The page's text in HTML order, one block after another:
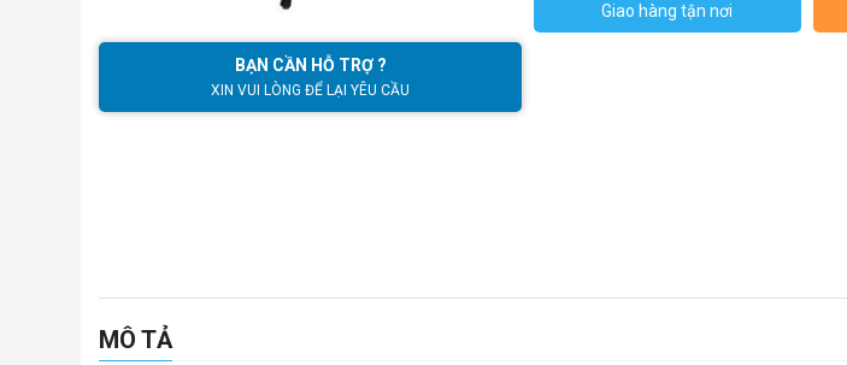
BẠN CẦN HỖ TRỢ ?
XIN VUI LÒNG ĐỂ LẠI YÊU CẦU
Giao hàng tận nơi
MÔ TẢ